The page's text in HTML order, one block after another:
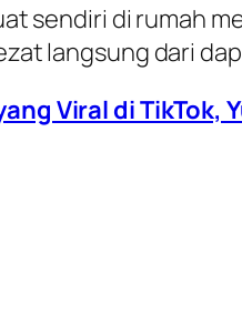
sendiri di rumah
langsung dari
Viral di TikTok,